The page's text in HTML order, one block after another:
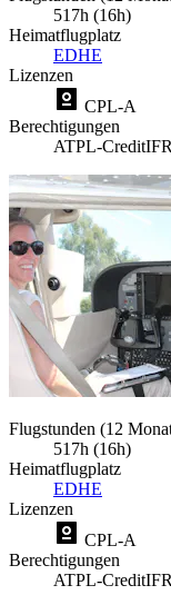
517h (16h)
Heimatflugplatz
EDHE
Lizenzen
CPL-A
Berechtigungen
ATPL-CreditIFR
Flugstunden (12
517h (16h)
Heimatflugplatz
EDHE
Lizenzen
CPL-A
Berechtigungen
ATPL-CreditIFR